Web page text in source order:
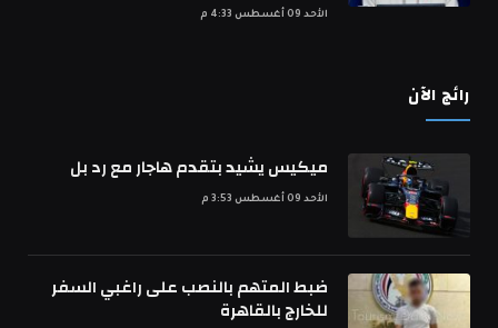
الأحد 09 أغسطس 4:33 م
رائج الآن
ميكيس يشيد بتقدم هاجار مع رد بل
الأحد 09 أغسطس 3:53 م
ضبط المتهم بالنصب على راغبي السفر
للخارج بالقاهرة